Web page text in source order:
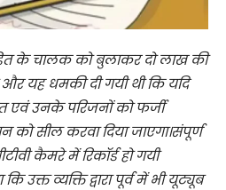
के चालक को बुलाकर दो लाख की
और यह धमकी दी गयी थी कि यदि
एवं उनके परिजनों को फर्जी
को सील करवा दिया जाएगा।संपूर्ण
कैमरे में रिकॉर्ड हो गयी
कि उक्त व्यक्ति द्वारा पूर्व में भी यूट्यूब